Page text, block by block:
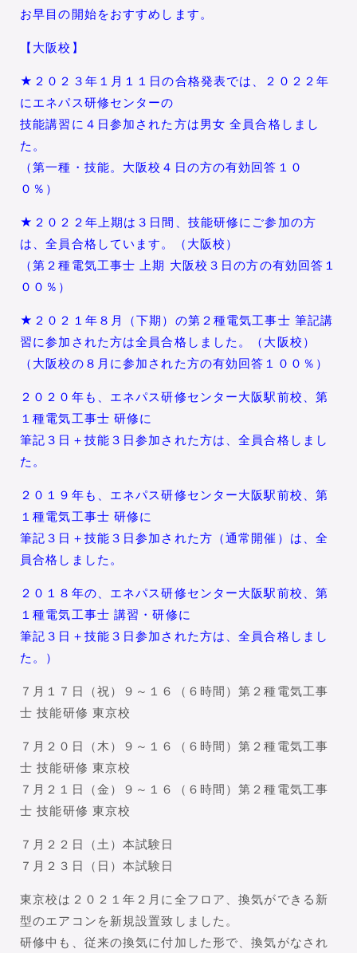
お早目の開始をおすすめします。
【大阪校】
★２０２３年１月１１日の合格発表では、２０２２年
にエネパス研修センターの
技能講習に４日参加された方は男女 全員合格しまし
た。
（第一種・技能。大阪校４日の方の有効回答１０
０％）
★２０２２年上期は３日間、技能研修にご参加の方
は、全員合格しています。（大阪校）
（第２種電気工事士 上期 大阪校３日の方の有効回答１
００％）
★２０２１年８月（下期）の第２種電気工事士 筆記講
習に参加された方は全員合格しました。（大阪校）
（大阪校の８月に参加された方の有効回答１００％）
２０２０年も、エネパス研修センター大阪駅前校、第
１種電気工事士 研修に
筆記３日＋技能３日参加された方は、全員合格しまし
た。
２０１９年も、エネパス研修センター大阪駅前校、第
１種電気工事士 研修に
筆記３日＋技能３日参加された方（通常開催）は、全
員合格しました。
２０１８年の、エネパス研修センター大阪駅前校、第
１種電気工事士 講習・研修に
筆記３日＋技能３日参加された方は、全員合格しまし
た。）
７月１７日（祝）９～１６（６時間）第２種電気工事
士 技能研修 東京校
７月２０日（木）９～１６（６時間）第２種電気工事
士 技能研修 東京校
７月２１日（金）９～１６（６時間）第２種電気工事
士 技能研修 東京校
７月２２日（土）本試験日
７月２３日（日）本試験日
東京校は２０２１年２月に全フロア、換気ができる新
型のエアコンを新規設置致しました。
研修中も、従来の換気に付加した形で、換気がなされ